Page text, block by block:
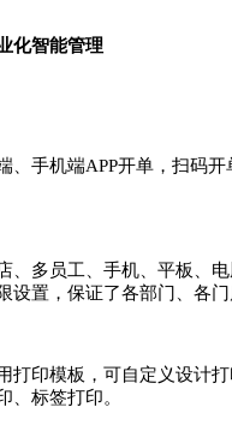
化智能管理
、手机端APP开单，扫码
、多员工、手机、平板、
置，保证了各部门、各
打印模板，可自定义设计
、标签打印。